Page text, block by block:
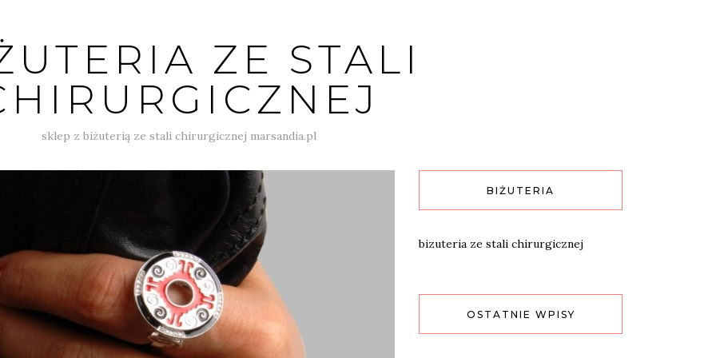
ZE STALI
sklep z biżuterią ze stali chirurgicznej marsandia.pl
BIŻUTERIA
bizuteria ze stali chirurgicznej
OSTATNIE WPISY